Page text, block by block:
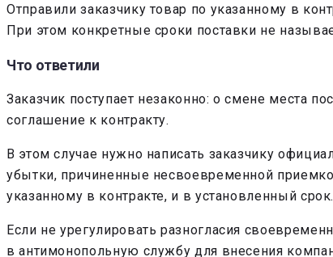
Отправили заказчику товар по указанному в
При этом конкретные сроки поставки не
Что ответили
Заказчик поступает незаконно: о смене места
соглашение к контракту.
В этом случае нужно написать заказчику
убытки, причиненные несвоевременной
указанному в контракте, и в установленный
Если не урегулировать разногласия
в антимонопольную службу для внесения